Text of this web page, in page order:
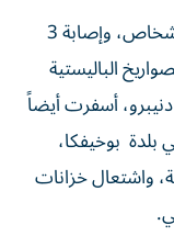
واعلنت السلطات الأوكرانية عن مقتل 3 أشخاص، وإصابة 3
الباليستية
أسفرت أيضاً
بوخيفكا،
واشتعال خزانات